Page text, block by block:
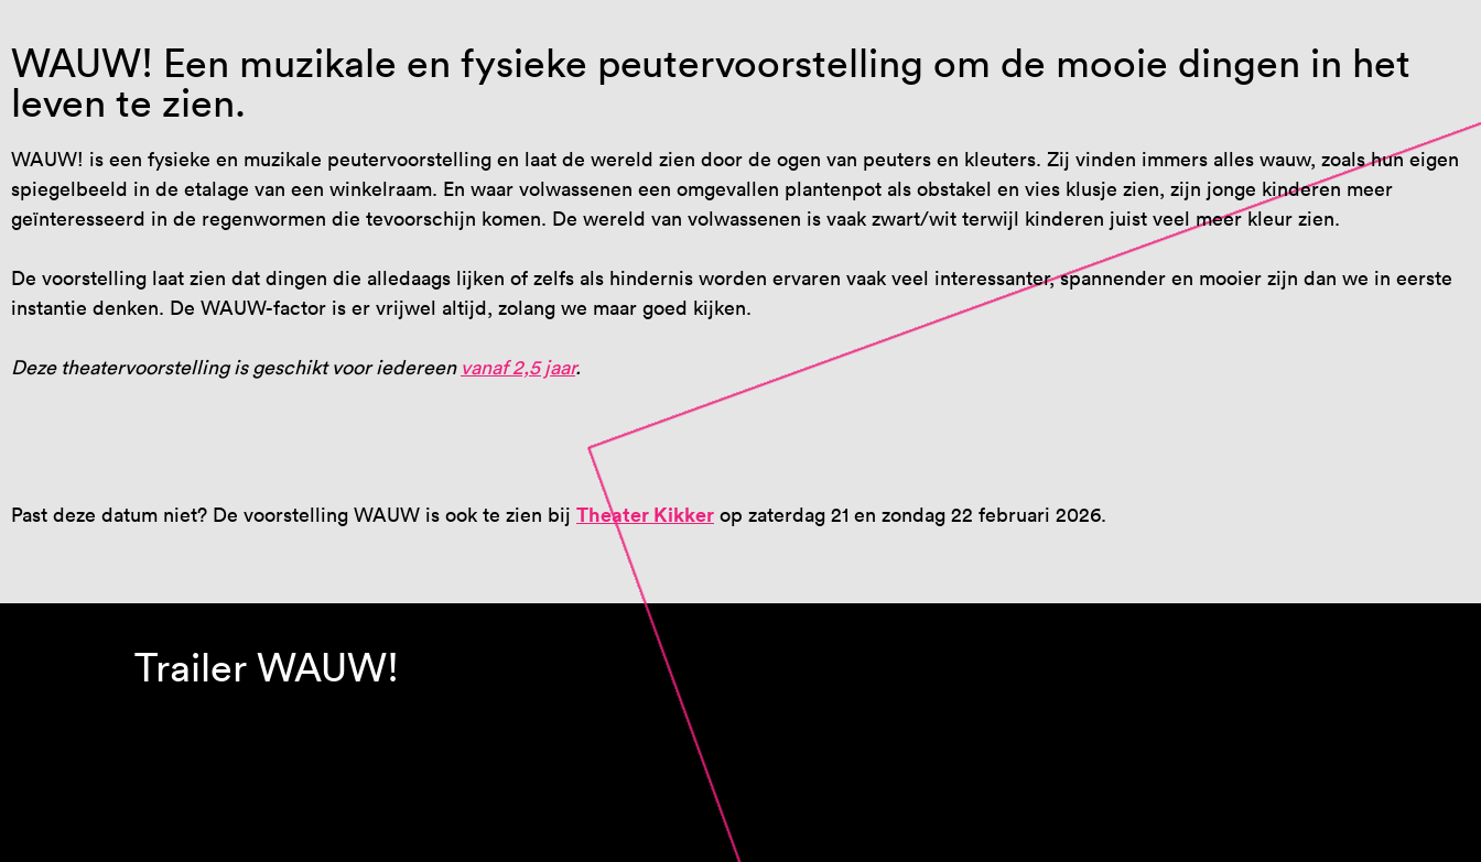
WAUW! Een muzikale en fysieke peutervoorstelling om de mooie dingen in het
leven te zien.
WAUW! is een fysieke en muzikale peutervoorstelling en laat de wereld zien door de ogen van peuters en kleuters. Zij vinden immers alles wauw, zoals hun eigen
spiegelbeeld in de etalage van een winkelraam. En waar volwassenen een omgevallen plantenpot als obstakel en vies klusje zien, zijn jonge kinderen meer
geïnteresseerd in de regenwormen die tevoorschijn komen. De wereld van volwassenen is vaak zwart/wit terwijl kinderen juist veel meer kleur zien.
De voorstelling laat zien dat dingen die alledaags lijken of zelfs als hindernis worden ervaren vaak veel interessanter, spannender en mooier zijn dan we in eerste
instantie denken. De WAUW-factor is er vrijwel altijd, zolang we maar goed kijken.
Deze theatervoorstelling is geschikt voor iedereen vanaf 2,5 jaar.
Past deze datum niet? De voorstelling WAUW is ook te zien bij Theater Kikker op zaterdag 21 en zondag 22 februari 2026.
Trailer WAUW!